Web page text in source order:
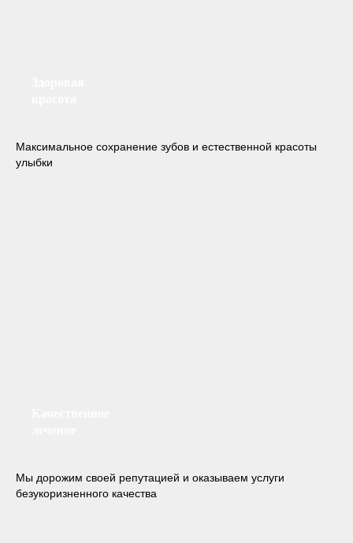
Максимальное сохранение зубов и естественной красоты
улыбки
Мы дорожим своей репутацией и оказываем услуги
безукоризненного качества